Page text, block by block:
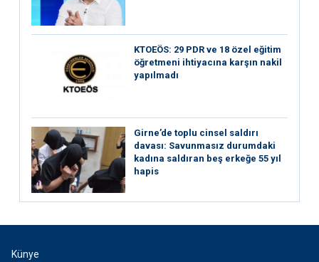
KTOEÖS: 29 PDR ve 18 özel eğitim
öğretmeni ihtiyacına karşın nakil
yapılmadı
Girne’de toplu cinsel saldırı
davası: Savunmasız durumdaki
kadına saldıran beş erkeğe 55 yıl
hapis
Künye